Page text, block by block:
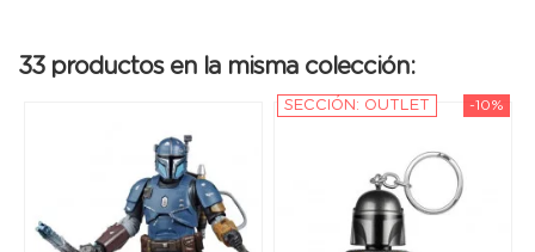
33 productos en la misma colección:
-10%
SECCIÓN: OUTLET